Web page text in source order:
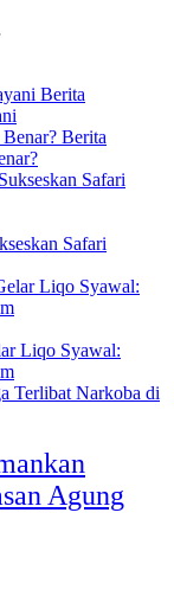
Berita
Berita
Safari
Liqo Syawal:
Agung